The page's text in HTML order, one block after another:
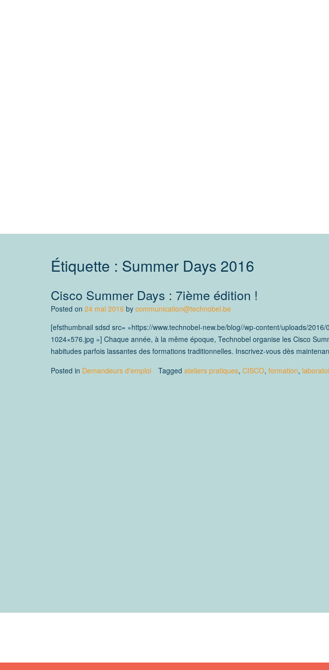
Étiquette : Summer Days 2016
Cisco Summer Days : 7ième édition !
Posted on 24 mai 2016 by communication@technobel.be
[efsthumbnail sdsd src= »https://www.technobel-new.be/blog//wp-content/uploads/
1024×576.jpg »] Chaque année, à la même époque, Technobel organise les Cisco
habitudes parfois lassantes des formations traditionnelles. Inscrivez-vous dès
Posted in Demandeurs d'emploi Tagged ateliers pratiques, CISCO, formation,